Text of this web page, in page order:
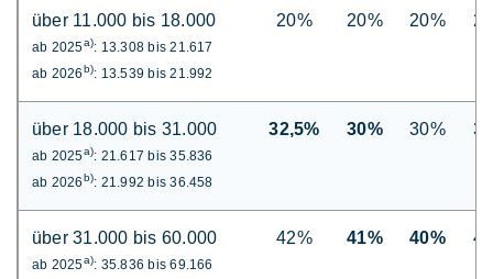
über 11.000 bis 18.000
ab 2025a): 13.308 bis 21.617
ab 2026b): 13.539 bis 21.992
20% 20% 20%
über 18.000 bis 31.000
ab 2025a): 21.617 bis 35.836
ab 2026b): 21.992 bis 36.458
32,5% 30% 30%
über 31.000 bis 60.000
ab 2025a): 35.836 bis 69.166
42% 41% 40%